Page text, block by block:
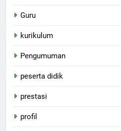
Guru
kurikulum
Pengumuman
peserta didik
prestasi
profil